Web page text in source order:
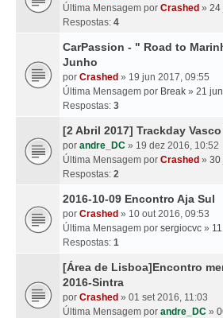
Última Mensagem por Crashed » 24
Respostas: 4
CarPassion - " Road to
Junho
por Crashed » 19 jun 2017, 09:55
Última Mensagem por Break » 21
Respostas: 3
[2 Abril 2017] Trackday
por andre_DC » 19 dez 2016, 10:52
Última Mensagem por Crashed » 30
Respostas: 2
2016-10-09 Encontro Aja Sul
por Crashed » 10 out 2016, 09:53
Última Mensagem por sergiocvc »
Respostas: 1
[Área de Lisboa]Encontro
2016-Sintra
por Crashed » 01 set 2016, 11:03
Última Mensagem por andre_DC »